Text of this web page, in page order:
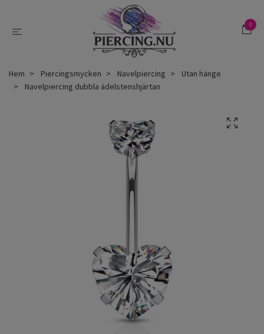
0
Hem Piercingsmycken Navelpiercing
Utan hänge
Navelpiercing dubbla ädelstenshjärtan